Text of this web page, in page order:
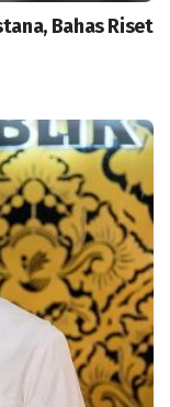
Bahas Riset